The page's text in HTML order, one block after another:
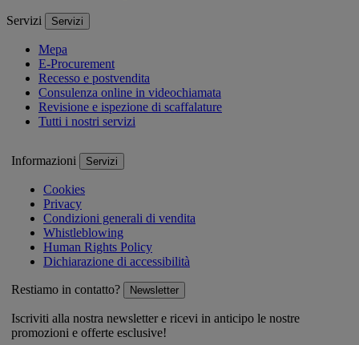
Servizi Servizi
Mepa
E-Procurement
Recesso e postvendita
Consulenza online in videochiamata
Revisione e ispezione di scaffalature
Tutti i nostri servizi
Informazioni Servizi
Cookies
Privacy
Condizioni generali di vendita
Whistleblowing
Human Rights Policy
Dichiarazione di accessibilità
Restiamo in contatto? Newsletter
Iscriviti alla nostra newsletter e ricevi in anticipo le nostre
promozioni e offerte esclusive!